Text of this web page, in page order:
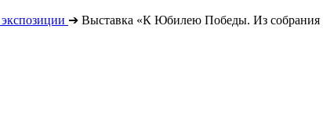
➔ Выставка «К Юбилею Победы. Из